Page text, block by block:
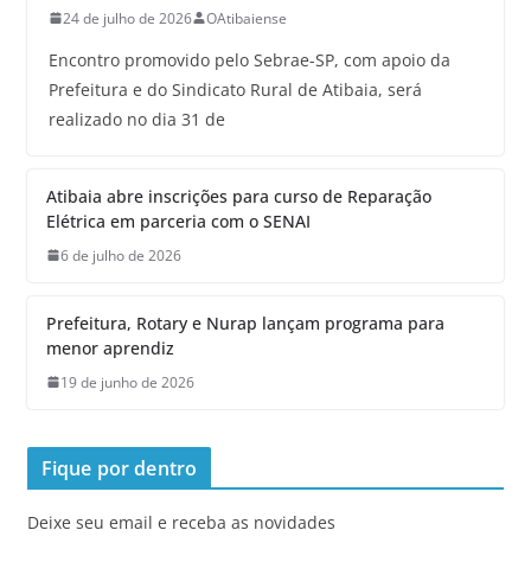
24 de julho de 2026 OAtibaiense
Encontro promovido pelo Sebrae-SP, com apoio da
Prefeitura e do Sindicato Rural de Atibaia, será
realizado no dia 31 de
Atibaia abre inscrições para curso de Reparação
Elétrica em parceria com o SENAI
6 de julho de 2026
Prefeitura, Rotary e Nurap lançam programa para
menor aprendiz
19 de junho de 2026
Fique por dentro
Deixe seu email e receba as novidades